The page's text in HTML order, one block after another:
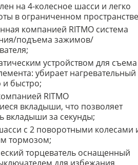
на 4-колесное шасси и легко
в ограниченном
компанией RITMO система
подъема зажимов/
устройством для съема
убирает нагревательный
и быстро;
RITMO
вкладыши, что позволяет
вкладыши за секунды;
с 2 поворотными колесами
тормозом;
торцеватель оснащенный